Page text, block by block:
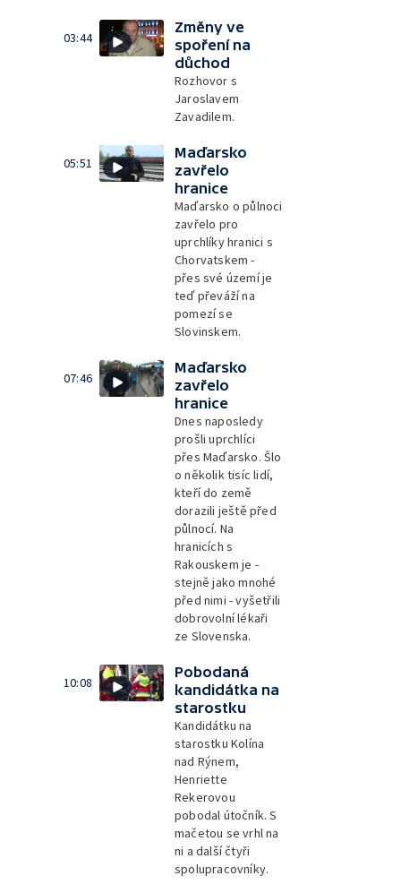
03:44
Změny ve
spoření na
důchod
Rozhovor s
Jaroslavem
Zavadilem.
05:51
Maďarsko
zavřelo
hranice
Maďarsko o půlnoci
zavřelo pro
uprchlíky hranici s
Chorvatskem -
přes své území je
teď převáží na
pomezí se
Slovinskem.
07:46
Maďarsko
zavřelo
hranice
Dnes naposledy
prošli uprchlíci
přes Maďarsko. Šlo
o několik tisíc lidí,
kteří do země
dorazili ještě před
půlnocí. Na
hranicích s
Rakouskem je -
stejně jako mnohé
před nimi - vyšetřili
dobrovolní lékaři
ze Slovenska.
10:08
Pobodaná
kandidátka na
starostku
Kandidátku na
starostku Kolína
nad Rýnem,
Henriette
Rekerovou
pobodal útočník. S
mačetou se vrhl na
ni a další čtyři
spolupracovníky.